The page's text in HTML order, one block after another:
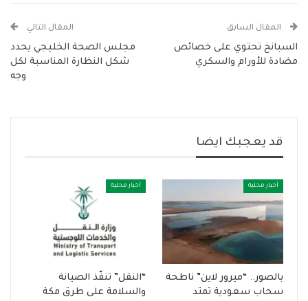
المقال السابق
السبانخ تحتوي على خصائص
مضادة للأورام والسكري
المقال التالي
مجلس الصحة الخليجي يحدد
شكل النظارة المناسبة لكل
وجه
قد يعجبك ايضا
أخبار محلية
بالصور.. “ميرور لاين” ناطحة
سحاب سعودية تمتد
أخبار محلية
“النقل” تنفّذ الصيانة
والسلامة على طرق مكة